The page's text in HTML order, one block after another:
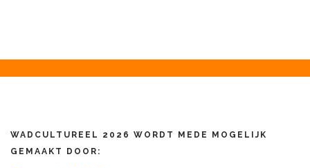
WADCULTUREEL 2026 WORDT MEDE MOGELIJK
GEMAAKT DOOR: